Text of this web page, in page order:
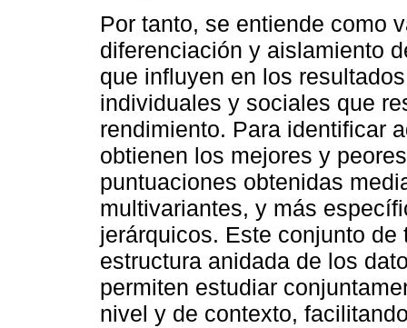
Por tanto, se entiende como
diferenciación y aislamiento
que influyen en los
individuales y sociales que
rendimiento. Para identificar
obtienen los mejores y
puntuaciones obtenidas
multivariantes, y más
jerárquicos. Este conjunto
estructura anidada de los
permiten estudiar
nivel y de contexto,